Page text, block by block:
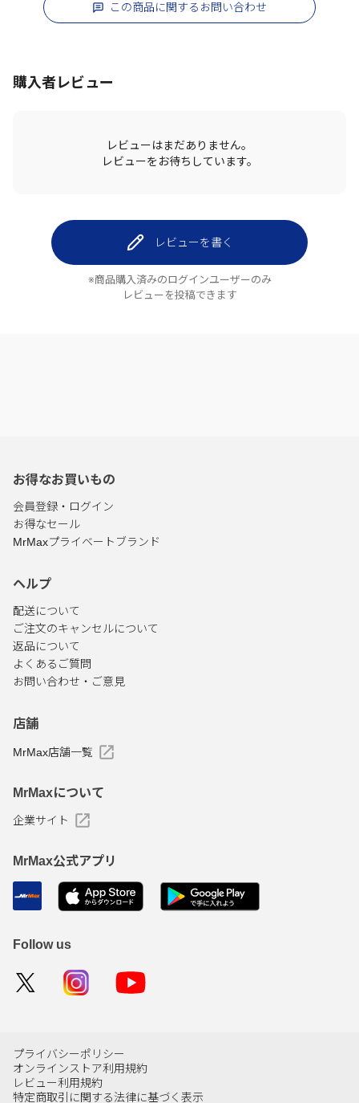
この商品に関するお問い合わせ
購入者レビュー
レビューはまだありません。
レビューをお待ちしています。
レビューを書く
※商品購入済みのログインユーザーのみ
レビューを投稿できます
お得なお買いもの
会員登録・ログイン
お得なセール
MrMaxプライベートブランド
ヘルプ
配送について
ご注文のキャンセルについて
返品について
よくあるご質問
お問い合わせ・ご意見
店舗
MrMax店舗一覧
MrMaxについて
企業サイト
MrMax公式アプリ
Follow us
プライバシーポリシー
オンラインストア利用規約
レビュー利用規約
特定商取引に関する法律に基づく表示